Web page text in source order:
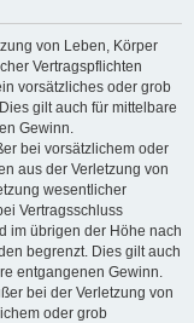
von Leben, Körper
Vertragspflichten
vorsätzliches oder grob
gilt auch für mittelbare
Gewinn.
bei vorsätzlichem oder
aus der Verletzung von
wesentlicher
Vertragsschluss
im übrigen der Höhe nach
begrenzt. Dies gilt auch
entgangenen Gewinn.
bei der Verletzung von
oder grob